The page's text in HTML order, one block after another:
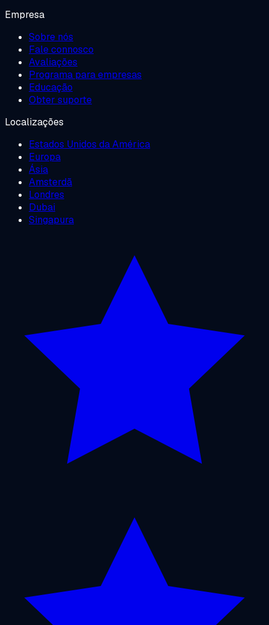
Empresa
Sobre nós
Fale connosco
Avaliações
Programa para empresas
Educação
Obter suporte
Localizações
Estados Unidos da América
Europa
Ásia
Amsterdã
Londres
Dubai
Singapura